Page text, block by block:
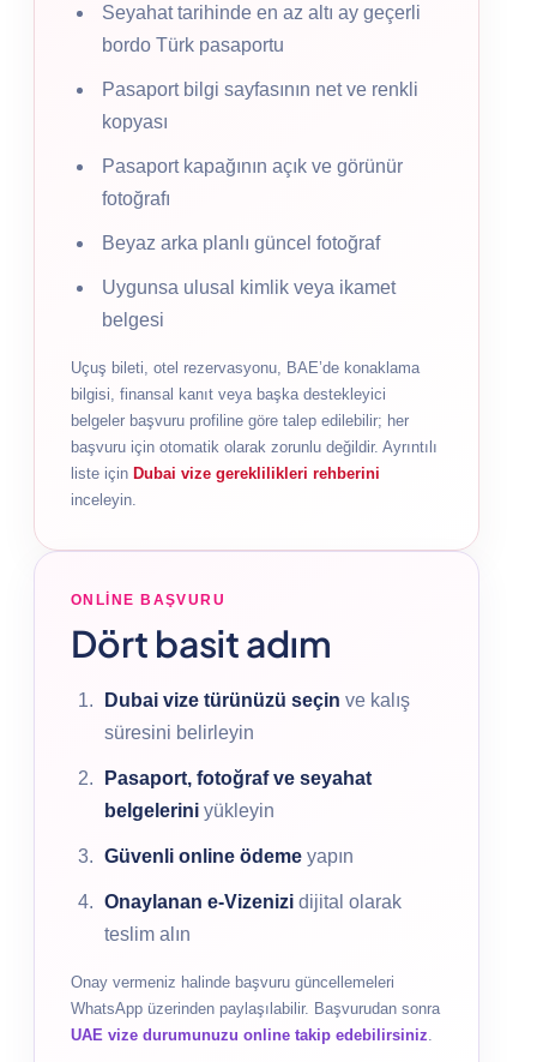
Seyahat tarihinde en az altı ay geçerli
bordo Türk pasaportu
Pasaport bilgi sayfasının net ve renkli
kopyası
Pasaport kapağının açık ve görünür
fotoğrafı
Beyaz arka planlı güncel fotoğraf
Uygunsa ulusal kimlik veya ikamet
belgesi
Uçuş bileti, otel rezervasyonu, BAE’de konaklama
bilgisi, finansal kanıt veya başka destekleyici
belgeler başvuru profiline göre talep edilebilir; her
başvuru için otomatik olarak zorunlu değildir. Ayrıntılı
liste için Dubai vize gereklilikleri rehberini
inceleyin.
ONLINE BAŞVURU
Dört basit adım
Dubai vize türünüzü seçin ve kalış
süresini belirleyin
Pasaport, fotoğraf ve seyahat
belgelerini yükleyin
Güvenli online ödeme yapın
Onaylanan e-Vizenizi dijital olarak
teslim alın
Onay vermeniz halinde başvuru güncellemeleri
WhatsApp üzerinden paylaşılabilir. Başvurudan sonra
UAE vize durumunuzu online takip edebilirsiniz